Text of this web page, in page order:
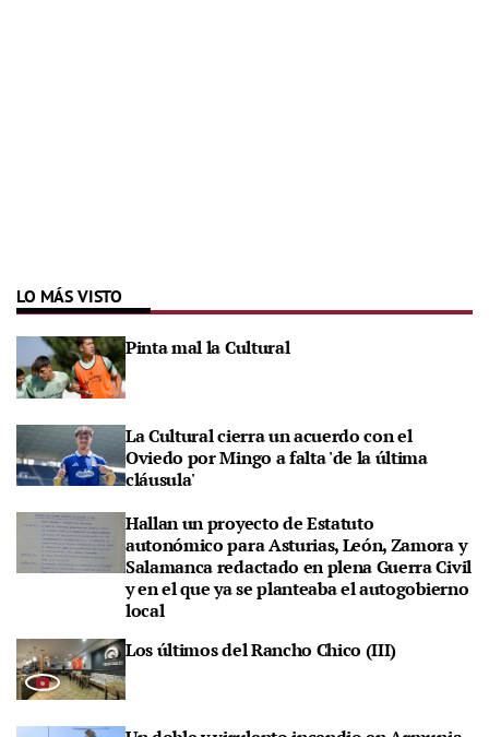
LO MÁS VISTO
Pinta mal la Cultural
La Cultural cierra un acuerdo con el
Oviedo por Mingo a falta 'de la última
cláusula'
Hallan un proyecto de Estatuto
autonómico para Asturias, León, Zamora y
Salamanca redactado en plena Guerra Civil
y en el que ya se planteaba el autogobierno
local
Los últimos del Rancho Chico (III)